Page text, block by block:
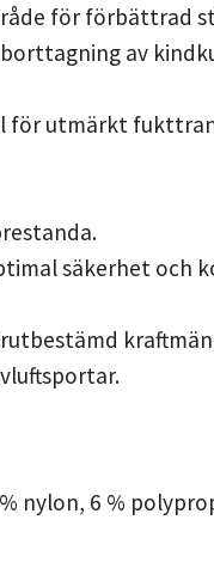
för förbättrad
av
för utmärkt
säkerhet och
nylon, 6 %